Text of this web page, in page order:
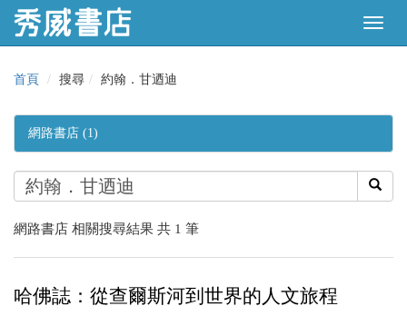
首頁 搜尋 約翰．甘迺迪
網路書店 (1)
網路書店 相關搜尋結果 共 1 筆
哈佛誌：從查爾斯河到世界的人文旅程